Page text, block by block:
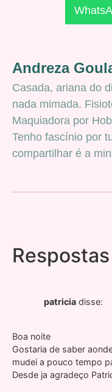
Andreza
Casada, ariana do
nada mimada.
Maquiadora por
Tenho fascínio por
compartilhar é a
patricia disse:
Boa noite
Gostaria de saber
mudei a pouco tempo
Desde ja agradeço